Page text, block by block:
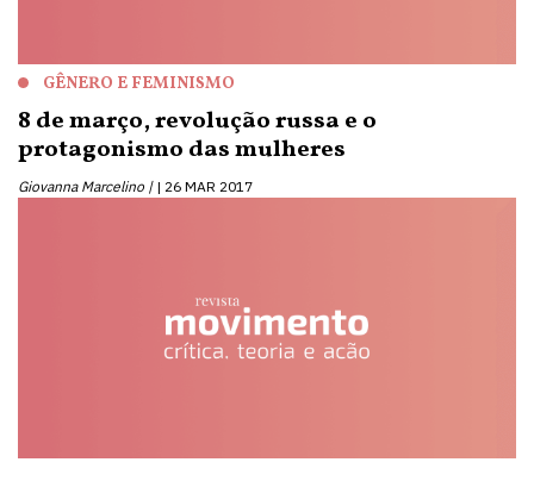
GÊNERO E FEMINISMO
8 de março, revolução russa e o
protagonismo das mulheres
Giovanna Marcelino | 26 MAR 2017